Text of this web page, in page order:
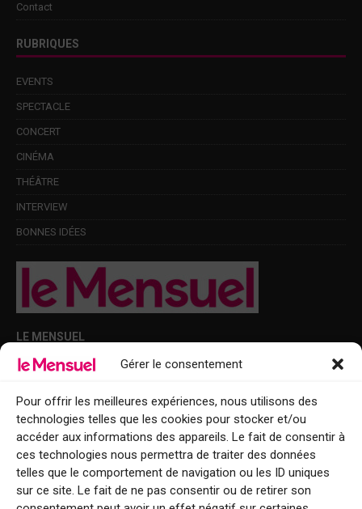
Gérer le consentement
Pour offrir les meilleures expériences, nous utilisons des
technologies telles que les cookies pour stocker et/ou
accéder aux informations des appareils. Le fait de consentir à
ces technologies nous permettra de traiter des données
telles que le comportement de navigation ou les ID uniques
sur ce site. Le fait de ne pas consentir ou de retirer son
Contact
RUBRIQUES
EVENTS
SPECTACLE
CONCERT
CINÉMA
THÉÂTRE
INTERVIEW
BONNES IDÉES
LE MENSUEL
Points de diffusion Var et Alpes-Maritimes : oû trouver Le Mensuel ?
Le Mensuel en PDF : consultez le magazine en ligne
Qui sommes-nous ?
BFM Top Sorties
EVENT